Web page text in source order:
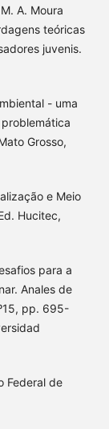
A. Moura
teóricas
juvenis.
- uma
Grosso,
e Meio
Hucitec,
para a
Anales de
pp. 695-
Federal de